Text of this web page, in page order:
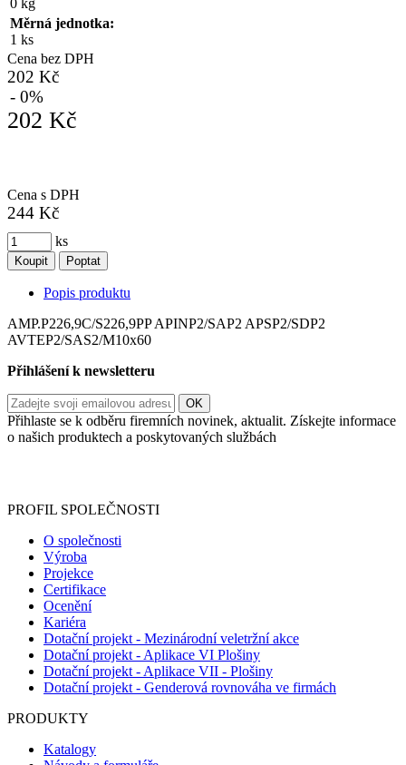
Měrná jednotka:
1 ks
Cena bez DPH
202 Kč
- 0%
202 Kč
Cena s DPH
244 Kč
ks
Koupit Poptat
Popis produktu
AMP.P226,9C/S226,9PP APINP2/SAP2 APSP2/SDP2
AVTEP2/SAS2/M10x60
Přihlášení k newsletteru
Přihlaste se k odběru firemních novinek, aktualit. Získejte informace
o našich produktech a poskytovaných službách
PROFIL SPOLEČNOSTI
O společnosti
Výroba
Projekce
Certifikace
Ocenění
Kariéra
Dotační projekt - Mezinárodní veletržní akce
Dotační projekt - Aplikace VI Plošiny
Dotační projekt - Aplikace VII - Plošiny
Dotační projekt - Genderová rovnováha ve firmách
PRODUKTY
Katalogy